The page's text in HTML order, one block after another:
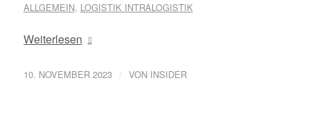
ALLGEMEIN, LOGISTIK INTRALOGISTIK
Weiterlesen
10. NOVEMBER 2023 / VON INSIDER